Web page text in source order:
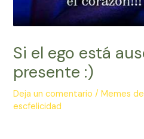
Si el ego está
presente :)
Deja un comentario /Memes
escfelicidad